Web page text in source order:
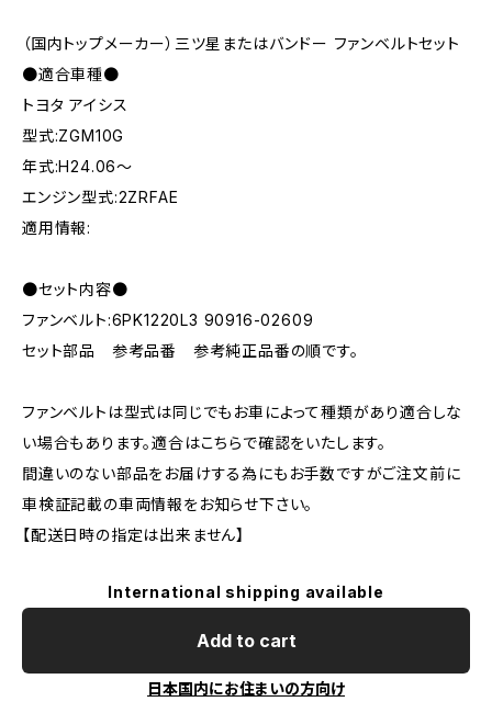
（国内トップメーカー）三ツ星またはバンドー ファンベルトセット
●適合車種●
トヨタ アイシス
型式:ZGM10G
年式:H24.06～
エンジン型式:2ZRFAE
適用情報:
●セット内容●
ファンベルト:6PK1220L3 90916-02609
セット部品 参考品番 参考純正品番の順です。
ファンベルトは型式は同じでもお車によって種類があり適合しな
い場合もあります。適合はこちらで確認をいたします。
間違いのない部品をお届けする為にもお手数ですがご注文前に
車検証記載の車両情報をお知らせ下さい。
【配送日時の指定は出来ません】
International shipping available
Add to cart
日本国内にお住まいの方向け